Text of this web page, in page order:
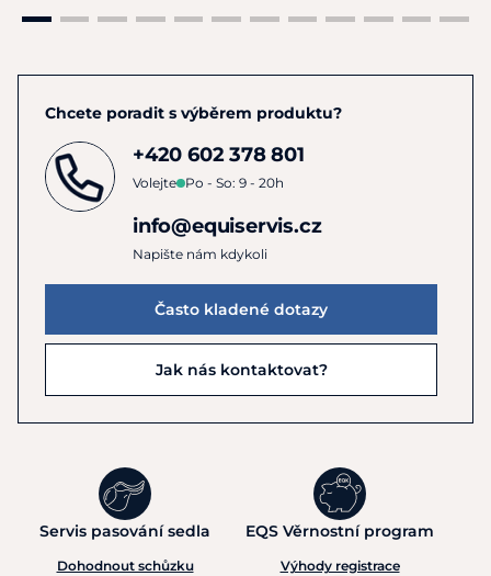
Chcete poradit s výběrem produktu?
+420 602 378 801
Volejte Po - So: 9 - 20h
info@equiservis.cz
Napište nám kdykoli
Často kladené dotazy
Jak nás kontaktovat?
Servis pasování sedla
Dohodnout schůzku
EQS Věrnostní program
Výhody registrace